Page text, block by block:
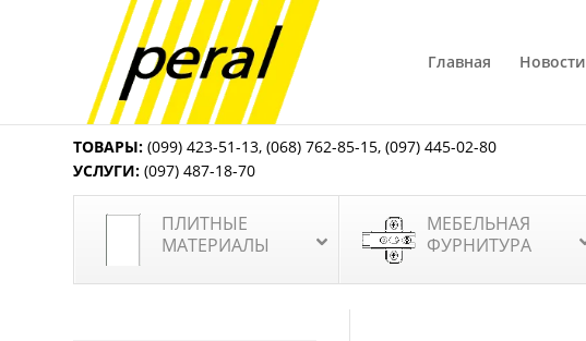
Главная Новости
ТОВАРЫ: (099) 423-51-13,(068) 762-85-15,(097) 445-02-80
УСЛУГИ: (097) 487-18-70
ПЛИТНЫЕ
МАТЕРИАЛЫ
МЕБЕЛЬНАЯ
ФУРНИТУРА